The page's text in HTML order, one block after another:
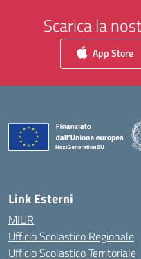
Scarica la
App Store
Link Esterni
MIUR
Ufficio Scolastico Regionale
Ufficio Scolastico Territoriale